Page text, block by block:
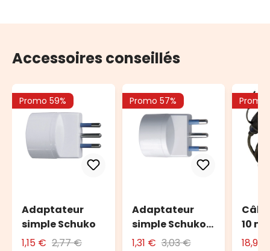
Accessoires conseillés
Promo 59%
Adaptateur
simple Schuko
1,15 € 2,77 €
Promo 57%
Adaptateur
simple Schuko
avec fiche 16A
1,31 € 3,03 €
Promo
10 m